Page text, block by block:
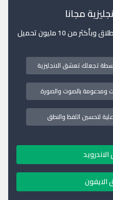
مجانا
من 10 مليون تحميل
تجعلك تعشق الانجليزية
ومدعومة بالصوت والصورة